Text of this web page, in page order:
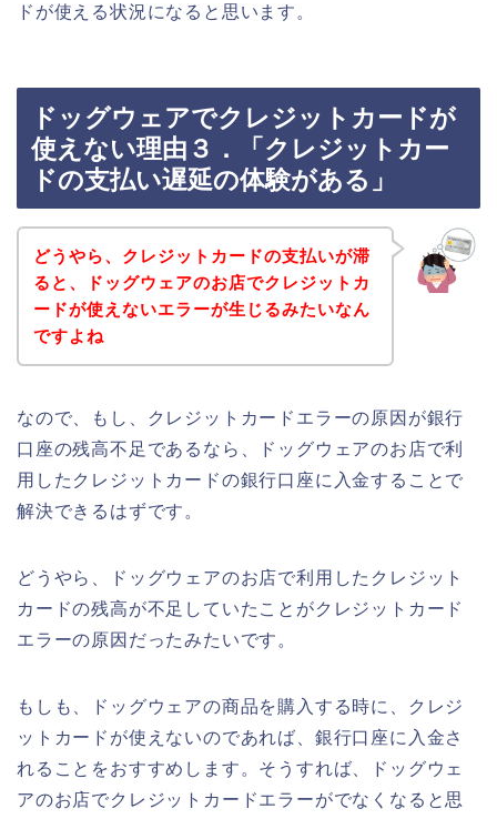
ドが使える状況になると思います。
ドッグウェアでクレジットカードが
使えない理由３．「クレジットカー
ドの支払い遅延の体験がある」
どうやら、クレジットカードの支払いが滞
ると、ドッグウェアのお店でクレジットカ
ードが使えないエラーが生じるみたいなん
ですよね
なので、もし、クレジットカードエラーの原因が銀行
口座の残高不足であるなら、ドッグウェアのお店で利
用したクレジットカードの銀行口座に入金することで
解決できるはずです。
どうやら、ドッグウェアのお店で利用したクレジット
カードの残高が不足していたことがクレジットカード
エラーの原因だったみたいです。
もしも、ドッグウェアの商品を購入する時に、クレジ
ットカードが使えないのであれば、銀行口座に入金さ
れることをおすすめします。そうすれば、ドッグウェ
アのお店でクレジットカードエラーがでなくなると思